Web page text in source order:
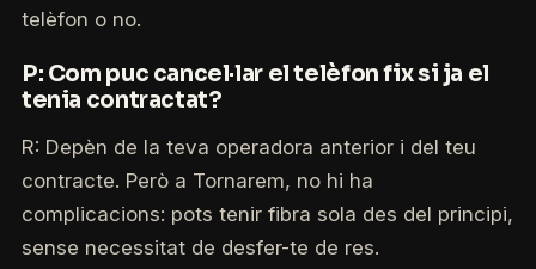
telèfon o no.
P: Com puc cancel·lar el telèfon fix si ja el
tenia contractat?
R: Depèn de la teva operadora anterior i del teu
contracte. Però a Tornarem, no hi ha
complicacions: pots tenir fibra sola des del principi,
sense necessitat de desfer-te de res.